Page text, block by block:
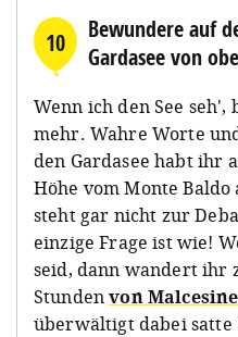
10
Bewundere auf
Gardasee von
Wenn ich den See
mehr. Wahre Worte
den Gardasee habt ihr
Höhe vom Monte Baldo
steht gar nicht zur
einzige Frage ist wie!
seid, dann wandert ihr
Stundenvon
überwältigt dabei satte